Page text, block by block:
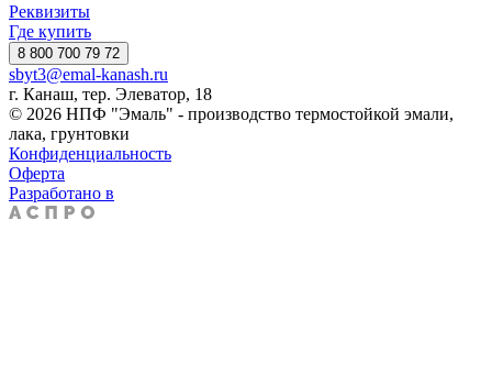
Реквизиты
Где купить
8 800 700 79 72
sbyt3@emal-kanash.ru
г. Канаш, тер. Элеватор, 18
© 2026 НПФ "Эмаль" - производство термостойкой эмали,
лака, грунтовки
Конфиденциальность
Оферта
Разработано в